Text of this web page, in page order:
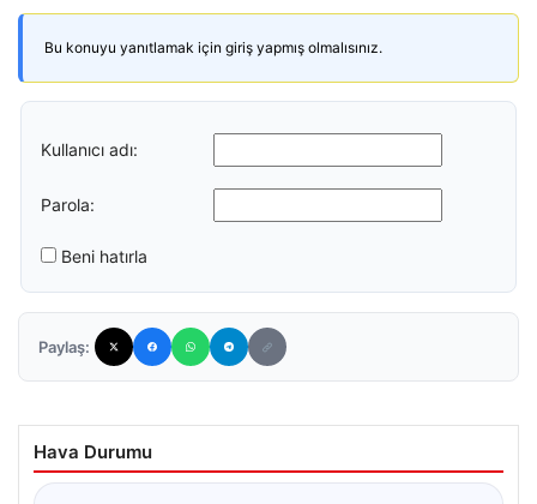
Bu konuyu yanıtlamak için giriş yapmış olmalısınız.
Kullanıcı adı:
Parola:
Beni hatırla
Paylaş:
Hava Durumu